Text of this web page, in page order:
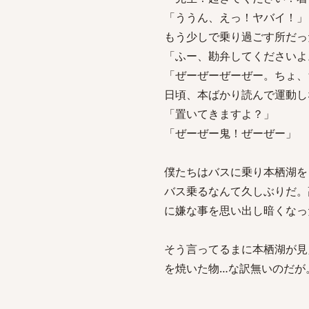
「ううん、えっ！ヤバイ！」
もう少しで乗り過ごす所だ
「ふー、勘弁してください
「ぜーぜーぜーぜー。ちょ
日頃、本ばかり読んで運動
「置いてきますよ？」
「ぜーぜー鬼！ぜーぜー」
僕たちはバスに乗り本栖湖
バス乗るなんて久しぶりだ
に嫌な事を思い出し暗くな
そう言ってるまに本栖湖が
を焼いた物…な訳無いのだ